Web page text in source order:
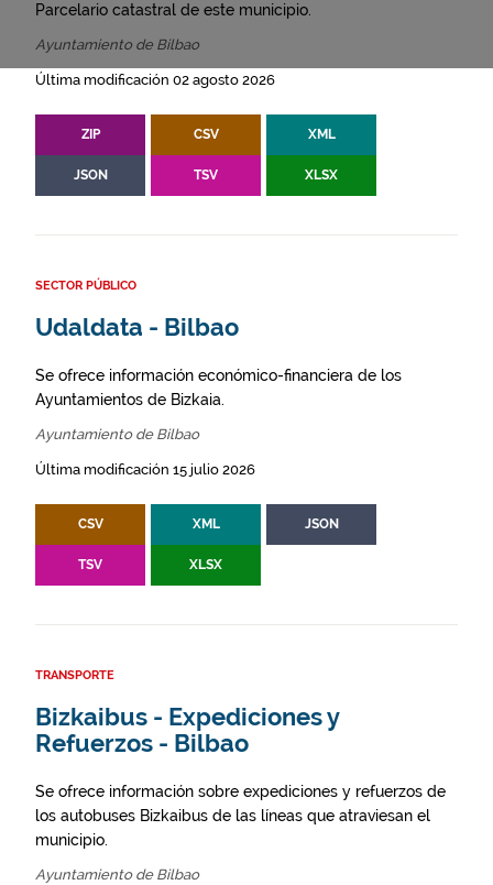
Parcelario catastral de este municipio.
Ayuntamiento de Bilbao
Última modificación 02 agosto 2026
ZIP CSV XML
JSON TSV XLSX
SECTOR PÚBLICO
Udaldata - Bilbao
Se ofrece información económico-financiera de los
Ayuntamientos de Bizkaia.
Ayuntamiento de Bilbao
Última modificación 15 julio 2026
CSV XML JSON
TSV XLSX
TRANSPORTE
Bizkaibus - Expediciones y
Refuerzos - Bilbao
Se ofrece información sobre expediciones y refuerzos de
los autobuses Bizkaibus de las líneas que atraviesan el
municipio.
Ayuntamiento de Bilbao